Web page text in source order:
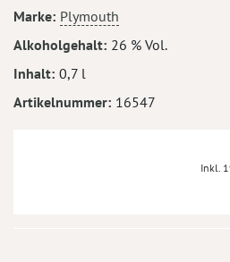
springen
Mehr
Informationen
Marke Plymouth
Alkoholgehalt 26 % Vol.
Inhalt 0,7 l
Artikelnummer 16547
Inkl.